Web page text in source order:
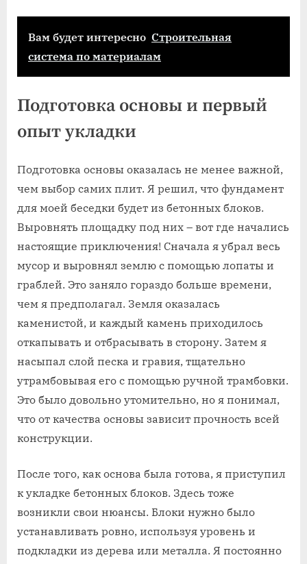
Вам будет интересно Строительная
система по материалам
Подготовка основы и первый
опыт укладки
Подготовка основы оказалась не менее важной,
чем выбор самих плит. Я решил, что фундамент
для моей беседки будет из бетонных блоков.
Выровнять площадку под них – вот где начались
настоящие приключения! Сначала я убрал весь
мусор и выровнял землю с помощью лопаты и
граблей. Это заняло гораздо больше времени,
чем я предполагал. Земля оказалась
каменистой, и каждый камень приходилось
откапывать и отбрасывать в сторону. Затем я
насыпал слой песка и гравия, тщательно
утрамбовывая его с помощью ручной трамбовки.
Это было довольно утомительно, но я понимал,
что от качества основы зависит прочность всей
конструкции.
После того, как основа была готова, я приступил
к укладке бетонных блоков. Здесь тоже
возникли свои нюансы. Блоки нужно было
устанавливать ровно, используя уровень и
подкладки из дерева или металла. Я постоянно